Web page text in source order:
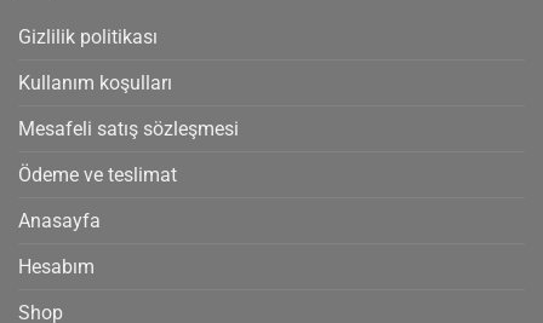
Gizlilik politikası
Kullanım koşulları
Mesafeli satış sözleşmesi
Ödeme ve teslimat
Anasayfa
Hesabım
Shop